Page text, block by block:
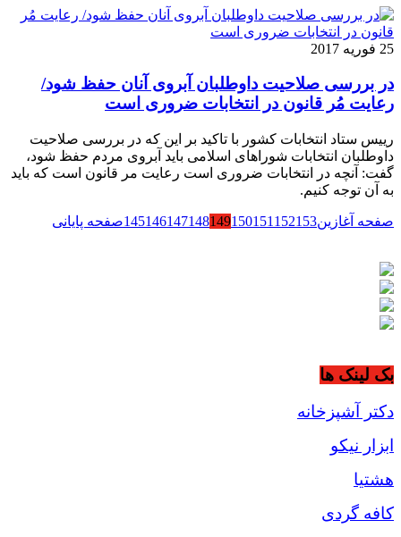
25 فوریه 2017
در بررسی صلاحیت داوطلبان آبروی آنان حفظ شود/
رعایت مُر قانون در انتخابات ضروری است
رییس ستاد انتخابات کشور با تاکید بر این که در بررسی صلاحیت
داوطلبان انتخابات شوراهای اسلامی باید آبروی مردم حفظ شود،
گفت: آنچه در انتخابات ضروری است رعایت مر قانون است که باید
به آن توجه کنیم.
صفحه آغازین 145146147148149150151 152153 صفحه پایانی
بک لینک ها
دکتر آشپزخانه
ابزار نیکو
هشتیا
کافه گردی